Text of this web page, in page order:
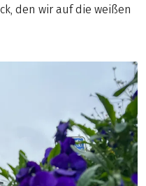
den wir auf die weißen